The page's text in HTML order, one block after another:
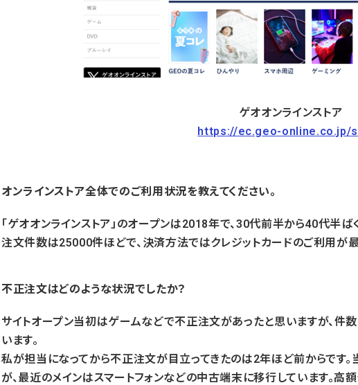
ゲオオンラインストア
https://ec.geo-online.co.jp/
オンラインストア全体でのご利用状況を教えてください。
「ゲオオンラインストア」のオープンは2018年で、30代前半から40代半
注文件数は25000件ほどで、決済方法ではクレジットカードのご利用が最
不正注文はどのような状況でしたか？
サイトオープン当初はゲームなどで不正注文があったと思いますが、件
います。
私が担当になってから不正注文が目立ってきたのは2年ほど前からです
が、最近のメインはスマートフォンなどの中古端末に移行しています。高